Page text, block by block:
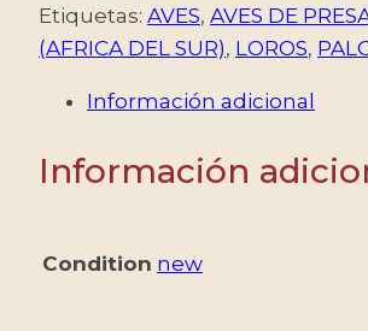
SELLOS,
1981
AVES
YV
17
Etiquetas: AVES, AVES DE
(AFRICA DEL SUR), LOROS,
Información adicional
Información
Condition new